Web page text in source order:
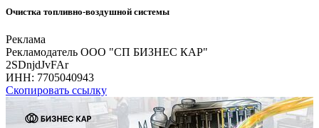
Очистка топливно-воздушной системы
Реклама
Рекламодатель ООО "СП БИЗНЕС КАР"
2SDnjdJvFAr
ИНН: 7705040943
Скопировать ссылку